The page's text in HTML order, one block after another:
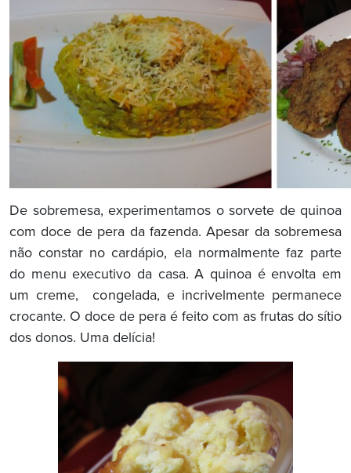
De sobremesa, experimentamos o sorvete de quinoa
com doce de pera da fazenda. Apesar da sobremesa
não constar no cardápio, ela normalmente faz parte
do menu executivo da casa. A quinoa é envolta em
um creme, congelada, e incrivelmente permanece
crocante. O doce de pera é feito com as frutas do sítio
dos donos. Uma delícia!